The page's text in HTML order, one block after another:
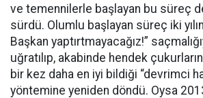
ve temennilerle başlayan bu süreç
sürdü. Olumlu başlayan süreç iki
Başkan yaptırtmayacağız!”
uğratılıp, akabinde hendek
bir kez daha en iyi bildiği “devrimci
yöntemine yeniden döndü. Oysa